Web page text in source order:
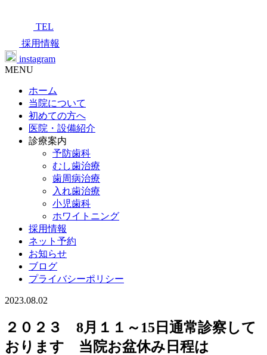
TEL
採用情報
instagram
MENU
ホーム
当院について
初めての方へ
医院・設備紹介
診療案内
予防歯科
むし歯治療
歯周病治療
入れ歯治療
小児歯科
ホワイトニング
採用情報
ネット予約
お知らせ
ブログ
プライバシーポリシー
2023.08.02
２０２３ 8月１１～15日通常診察して
おります 当院お盆休み日程は